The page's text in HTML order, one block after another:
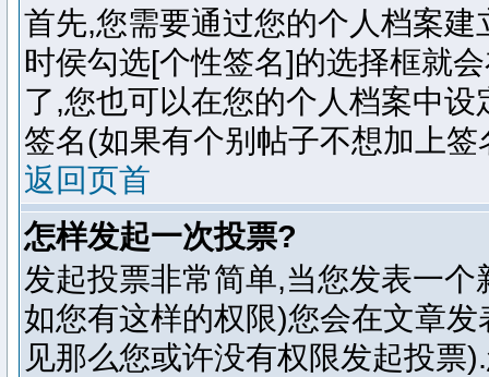
首先,您需要通过您的个人档案
时侯勾选[个性签名]的选择框就
了,您也可以在您的个人档案中
签名(如果有个别帖子不想加上
返回页首
怎样发起一次投票?
发起投票非常简单,当您发表一
如您有这样的权限)您会在文章
见那么您或许没有权限发起投票